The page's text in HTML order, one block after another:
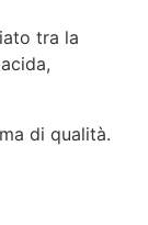
tra la
di qualità.